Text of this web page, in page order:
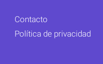
Contacto
Política de privacidad